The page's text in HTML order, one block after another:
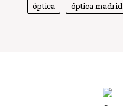
óptica
óptica madrid